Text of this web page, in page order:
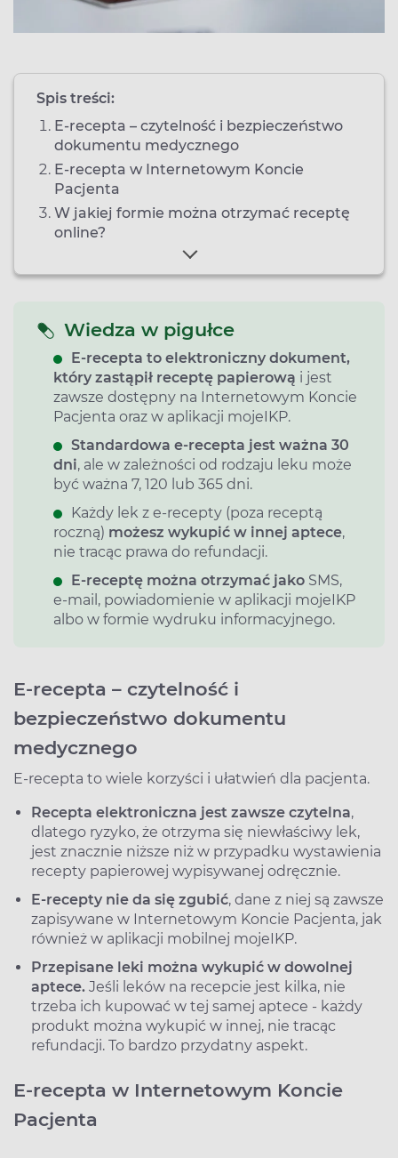
Spis treści:
E-recepta – czytelność i bezpieczeństwo
dokumentu medycznego
E-recepta w Internetowym Koncie
Pacjenta
W jakiej formie można otrzymać receptę
online?
Wiedza w pigułce
E‑recepta to elektroniczny dokument,
który zastąpił receptę papierową i jest
zawsze dostępny na Internetowym Koncie
Pacjenta oraz w aplikacji mojeIKP.
Standardowa e‑recepta jest ważna 30
dni, ale w zależności od rodzaju leku może
być ważna 7, 120 lub 365 dni.
Każdy lek z e‑recepty (poza receptą
roczną) możesz wykupić w innej aptece,
nie tracąc prawa do refundacji.
E‑receptę można otrzymać jako SMS,
e‑mail, powiadomienie w aplikacji mojeIKP
albo w formie wydruku informacyjnego.
E-recepta – czytelność i
bezpieczeństwo dokumentu
medycznego
E-recepta to wiele korzyści i ułatwień dla pacjenta.
Recepta elektroniczna jest zawsze czytelna,
dlatego ryzyko, że otrzyma się niewłaściwy lek,
jest znacznie niższe niż w przypadku wystawienia
recepty papierowej wypisywanej odręcznie.
E-recepty nie da się zgubić, dane z niej są zawsze
zapisywane w Internetowym Koncie Pacjenta, jak
również w aplikacji mobilnej mojeIKP.
Przepisane leki można wykupić w dowolnej
aptece. Jeśli leków na recepcie jest kilka, nie
trzeba ich kupować w tej samej aptece - każdy
produkt można wykupić w innej, nie tracąc
refundacji. To bardzo przydatny aspekt.
E-recepta w Internetowym Koncie
Pacjenta